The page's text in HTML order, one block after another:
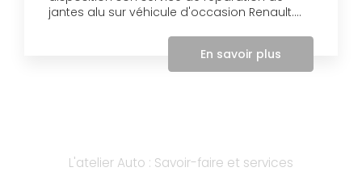
jantes alu sur véhicule d'occasion Renault....
En savoir plus
L'atelier Auto : Savoir-faire et services